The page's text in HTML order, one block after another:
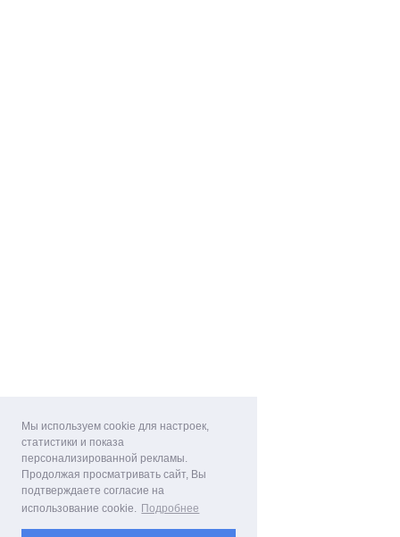
Мы используем cookie для настроек,
статистики и показа
персонализированной рекламы.
Продолжая просматривать сайт, Вы
подтверждаете согласие на
использование cookie. Подробнее